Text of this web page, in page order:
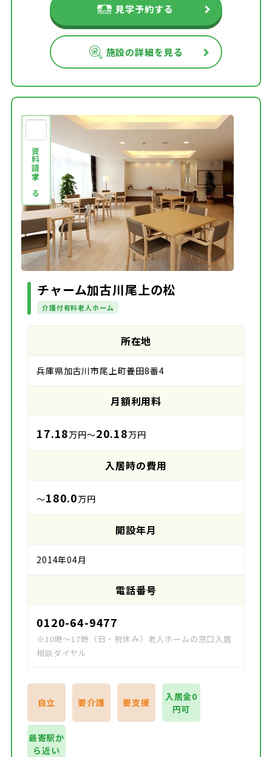
見学予約する
施設の詳細を見る
資料請求する
チャーム加古川尾上の松
介護付有料老人ホーム
所在地
兵庫県加古川市尾上町養田8番4
月額利用料
17.18万円～20.18万円
入居時の費用
～180.0万円
開設年月
2014年04月
電話番号
0120-64-9477
※10時～17時（日・祝休み）老人ホームの窓口入居
相談ダイヤル
自立 要介護 要支援
入居金0
円可
最寄駅か
ら近い